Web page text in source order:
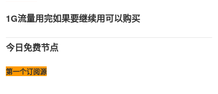
1G流量用完如果要继续用可以购买
今日免费节点
第一个订阅源